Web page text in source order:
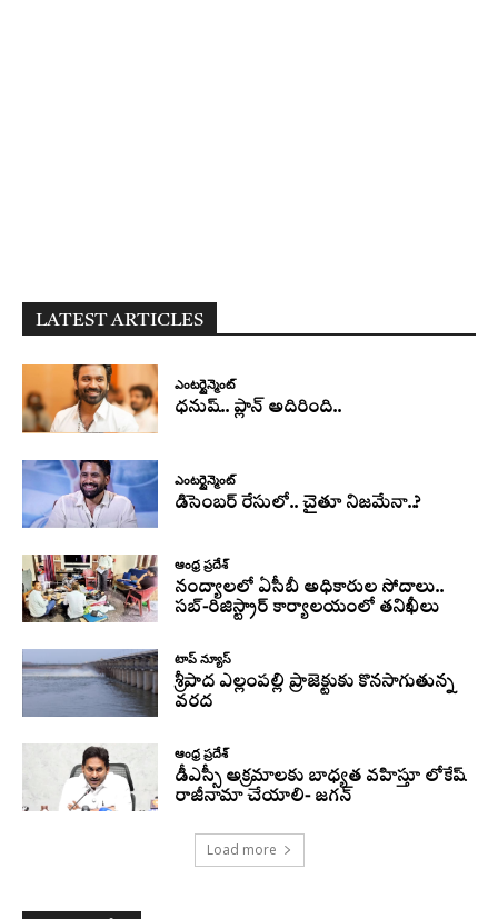
LATEST ARTICLES
ఎంటర్టైన్మెంట్
ధనుష్‌.. ప్లాన్ అదిరింది..
ఎంటర్టైన్మెంట్
డిసెంబర్ రేసులో.. చైతూ నిజమేనా..?
ఆంధ్ర ప్రదేశ్
నంద్యాలలో ఏసీబీ అధికారుల సోదాలు..
సబ్-రిజిస్ట్రార్ కార్యాలయంలో తనిఖీలు
టాప్ న్యూస్
శ్రీపాద ఎల్లంపల్లి ప్రాజెక్టుకు కొనసాగుతున్న
వరద
ఆంధ్ర ప్రదేశ్
డీఎస్సీ అక్రమాలకు బాధ్యత వహిస్తూ లోకేష్‌
రాజీనామా చేయాలి- జగన్
Load more